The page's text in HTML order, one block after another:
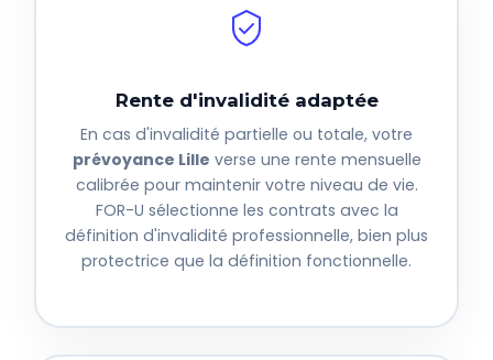
Rente d'invalidité adaptée
En cas d'invalidité partielle ou totale, votre
prévoyance Lille verse une rente mensuelle
calibrée pour maintenir votre niveau de vie.
FOR-U sélectionne les contrats avec la
définition d'invalidité professionnelle, bien plus
protectrice que la définition fonctionnelle.